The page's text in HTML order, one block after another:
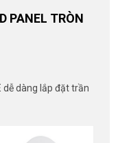
PANEL TRÒN
dễ dàng lắp đặt trần